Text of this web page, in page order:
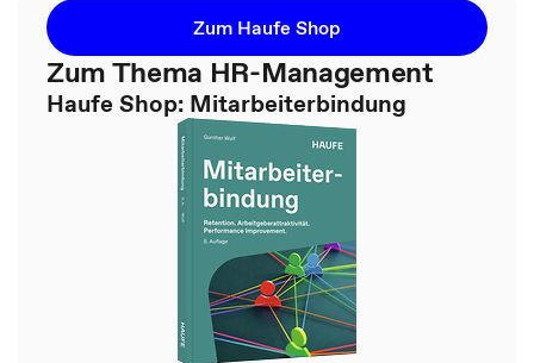
Zum Haufe Shop
Zum Thema HR-Management
Haufe Shop: Mitarbeiterbindung